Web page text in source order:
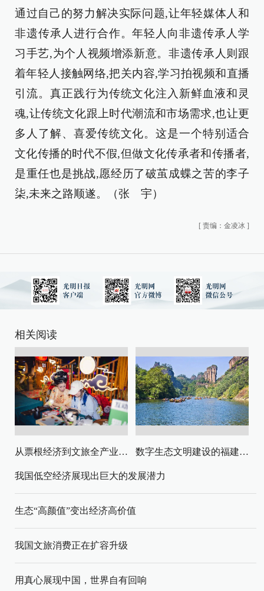
通过自己的努力解决实际问题,让年轻媒体人和
非遗传承人进行合作。年轻人向非遗传承人学
习手艺,为个人视频增添新意。非遗传承人则跟
着年轻人接触网络,把关内容,学习拍视频和直播
引流。真正践行为传统文化注入新鲜血液和灵
魂,让传统文化跟上时代潮流和市场需求,也让更
多人了解、喜爱传统文化。这是一个特别适合
文化传播的时代不假,但做文化传承者和传播者,
是重任也是挑战,愿经历了破茧成蝶之苦的李子
柒,未来之路顺遂。（张 宇）
[ 责编：金凌冰 ]
相关阅读
从票根经济到文旅全产业链升级 数字生态文明建设的福建路径与启示
我国低空经济展现出巨大的发展潜力
生态“高颜值”变出经济高价值
我国文旅消费正在扩容升级
用真心展现中国，世界自有回响